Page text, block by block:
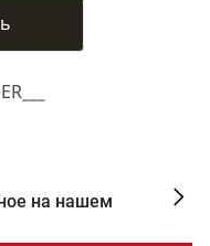
на нашем